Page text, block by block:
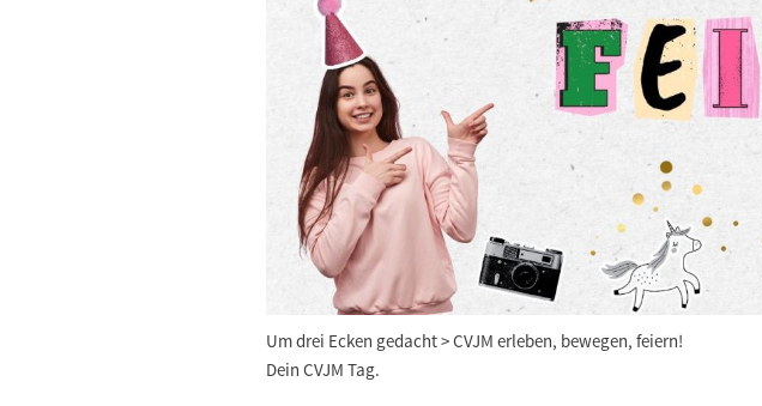
Um drei Ecken gedacht > CVJM erleben, bewegen, feiern!
Dein CVJM Tag.